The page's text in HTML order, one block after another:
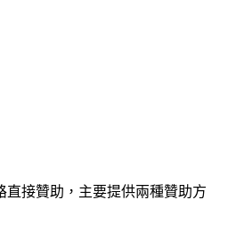
直接贊助，主要提供兩種贊助方